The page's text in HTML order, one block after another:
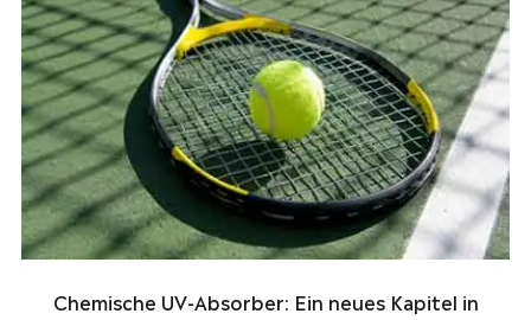
Chemische UV-Absorber: Ein neues Kapitel in